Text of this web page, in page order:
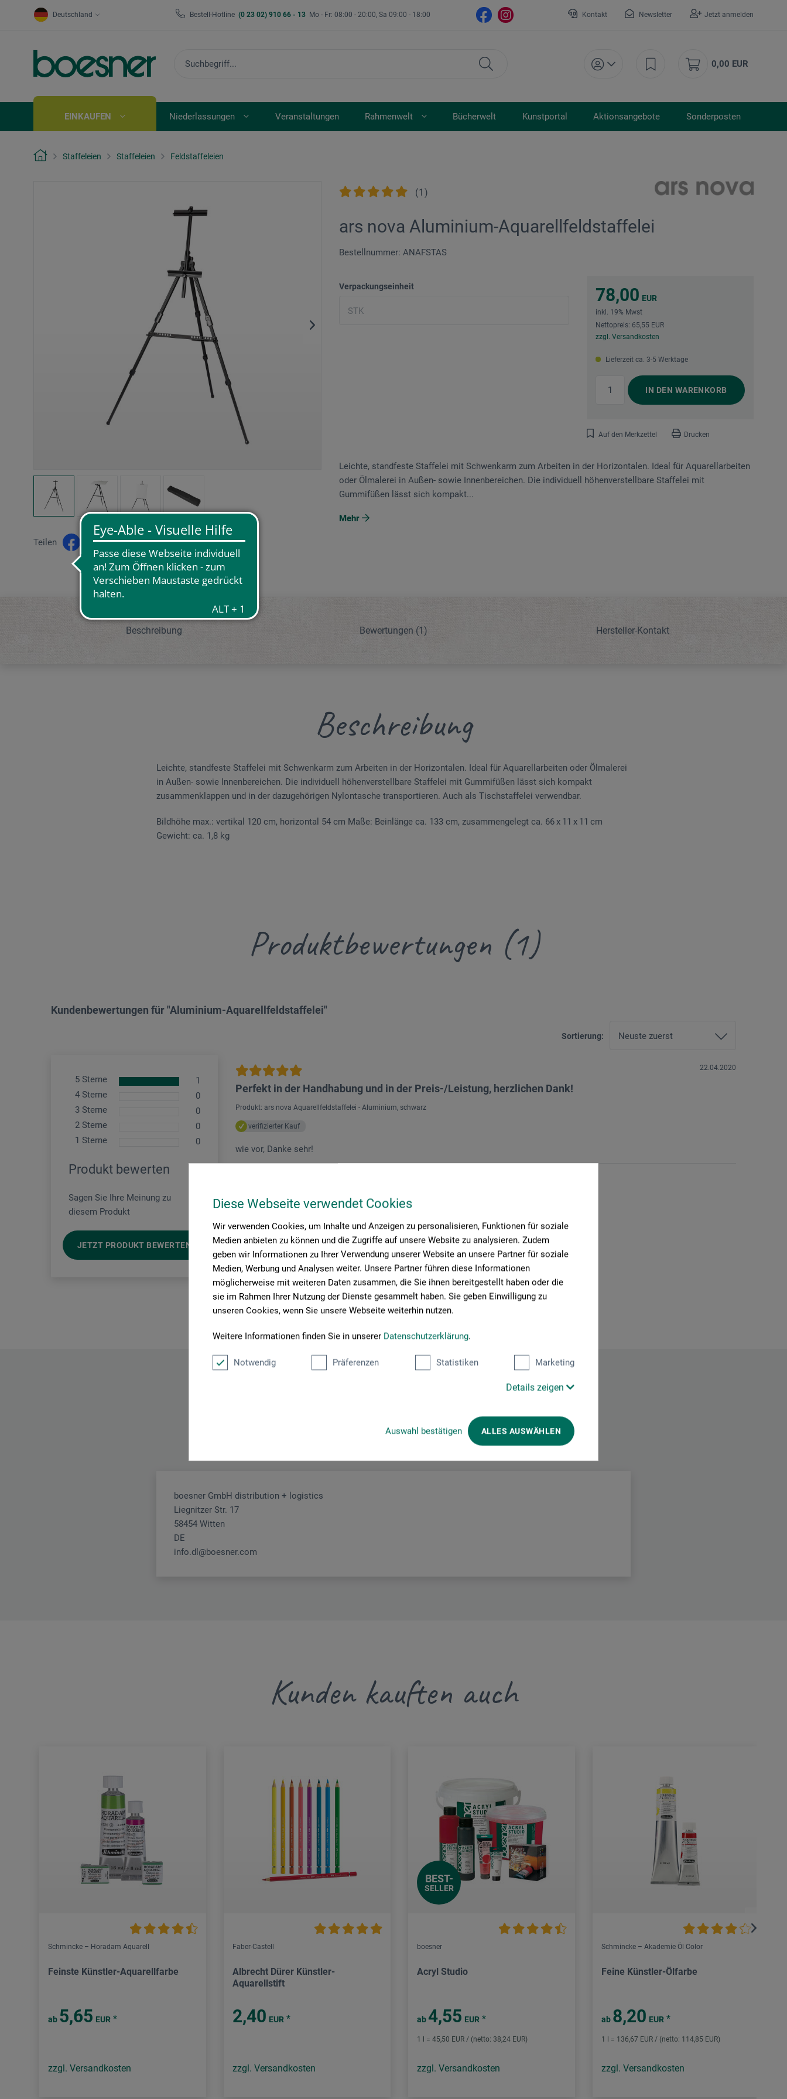
Diese Webseite verwendet Cookies
Wir verwenden Cookies, um Inhalte und Anzeigen zu personalisieren, Funktionen für soziale
Medien anbieten zu können und die Zugriffe auf unsere Website zu analysieren. Zudem
geben wir Informationen zu Ihrer Verwendung unserer Website an unsere Partner für soziale
Medien, Werbung und Analysen weiter. Unsere Partner führen diese Informationen
möglicherweise mit weiteren Daten zusammen, die Sie ihnen bereitgestellt haben oder die
sie im Rahmen Ihrer Nutzung der Dienste gesammelt haben. Sie geben Einwilligung zu
unseren Cookies, wenn Sie unsere Webseite weiterhin nutzen.
Weitere Informationen finden Sie in unserer Datenschutzerklärung.
Notwendig Präferenzen Statistiken Marketing
Details zeigen
Auswahl bestätigen ALLES AUSWÄHLEN
Deutschland Bestell-Hotline (0 23 02) 910 66 - 13 Mo - Fr: 08:00 - 20:00, Sa 09:00 - 18:00 Kontakt Newsletter Jetzt anmelden
0,00 EUR
EINKAUFEN Niederlassungen Veranstaltungen Rahmenwelt Bücherwelt Kunstportal Aktionsangebote Sonderposten
Staffeleien Staffeleien Feldstaffeleien
(1 )
ars nova Aluminium-Aquarellfeldstaffelei
Bestellnummer: ANAFSTAS
Verpackungseinheit 78,00 EUR
inkl. 19% Mwst
Nettopreis: 65,55 EUR
zzgl. Versandkosten
Lieferzeit ca. 3-5 Werktage
IN DEN WARENKORB
Auf den Merkzettel Drucken
Teilen
Leichte, standfeste Staffelei mit Schwenkarm zum Arbeiten in der Horizontalen. Ideal für Aquarellarbeiten
oder Ölmalerei in Außen- sowie Innenbereichen. Die individuell höhenverstellbare Staffelei mit
Gummifüßen lässt sich kompakt...
Mehr
Beschreibung Bewertungen (1) Hersteller-Kontakt
Beschreibung
Leichte, standfeste Staffelei mit Schwenkarm zum Arbeiten in der Horizontalen. Ideal für Aquarellarbeiten oder Ölmalerei
in Außen- sowie Innenbereichen. Die individuell höhenverstellbare Staffelei mit Gummifüßen lässt sich kompakt
zusammenklappen und in der dazugehörigen Nylontasche transportieren. Auch als Tischstaffelei verwendbar.
Bildhöhe max.: vertikal 120 cm, horizontal 54 cm Maße: Beinlänge ca. 133 cm, zusammengelegt ca. 66 x 11 x 11 cm
Gewicht: ca. 1,8 kg
Produktbewertungen (1)
Kundenbewertungen für "Aluminium-Aquarellfeldstaffelei"
Sortierung:
5 Sterne
1
4 Sterne
0
3 Sterne
0
2 Sterne
0
1 Sterne
0
Produkt bewerten
Sagen Sie Ihre Meinung zu
diesem Produkt
JETZT PRODUKT BEWERTEN
22.04.2020
Perfekt in der Handhabung und in der Preis-/Leistung, herzlichen Dank!
Produkt: ars nova Aquarellfeldstaffelei - Aluminium, schwarz
verifizierter Kauf
wie vor, Danke sehr!
Hersteller-Kontakt
boesner GmbH distribution + logistics
Liegnitzer Str. 17
58454 Witten
DE
info.dl@boesner.com
Kunden kauften auch
Schmincke – Horadam Aquarell
Feinste Künstler-Aquarellfarbe
ab 5,65 EUR *
zzgl. Versandkosten
Faber-Castell
Albrecht Dürer Künstler-
Aquarellstift
2,40 EUR *
zzgl. Versandkosten
BEST-
SELLER
boesner
Acryl Studio
ab 4,55 EUR *
1 l = 45,50 EUR / (netto: 38,24 EUR)
zzgl. Versandkosten
Schmincke – Akademie Öl Color
Feine Künstler-Ölfarbe
ab 8,20 EUR *
1 l = 136,67 EUR / (netto: 114,85 EUR)
zzgl. Versandkosten